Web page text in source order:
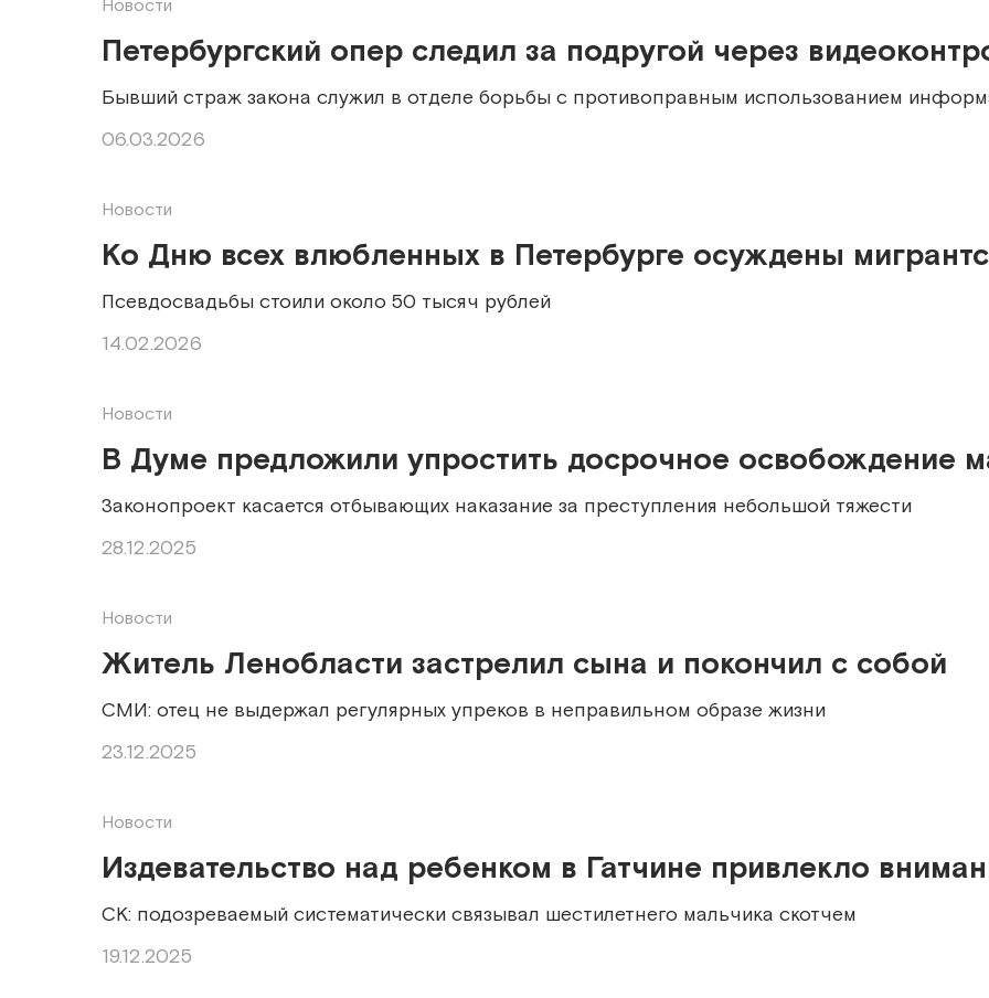
Новости
Петербургский опер следил за подругой через
Бывший страж закона служил в отделе борьбы с противоправным использованием
06.03.2026
Новости
Ко Дню всех влюбленных в Петербурге осуждены
Псевдосвадьбы стоили около 50 тысяч рублей
14.02.2026
Новости
В Думе предложили упростить досрочное освобождение
Законопроект касается отбывающих наказание за преступления небольшой тяжести
28.12.2025
Новости
Житель Ленобласти застрелил сына и покончил с собой
СМИ: отец не выдержал регулярных упреков в неправильном образе жизни
23.12.2025
Новости
Издевательство над ребенком в Гатчине привлекло
СК: подозреваемый систематически связывал шестилетнего мальчика скотчем
19.12.2025